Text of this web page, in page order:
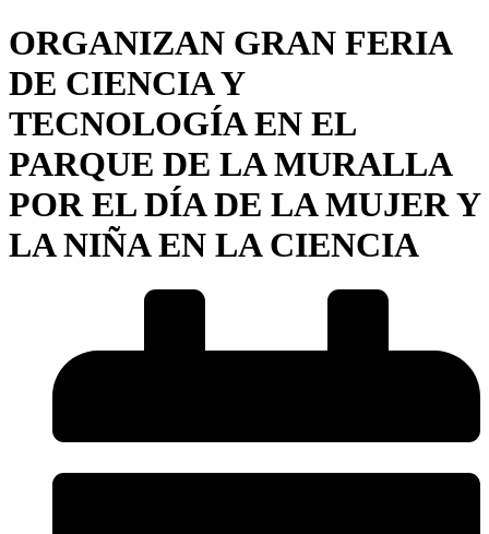
ORGANIZAN GRAN FERIA
DE CIENCIA Y
TECNOLOGÍA EN EL
PARQUE DE LA MURALLA
POR EL DÍA DE LA MUJER Y
LA NIÑA EN LA CIENCIA